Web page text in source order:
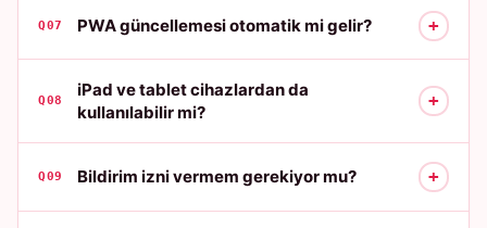
Q07 PWA güncellemesi otomatik mi gelir? +
Q08
iPad ve tablet cihazlardan da
kullanılabilir mi?
+
Q09 Bildirim izni vermem gerekiyor mu? +